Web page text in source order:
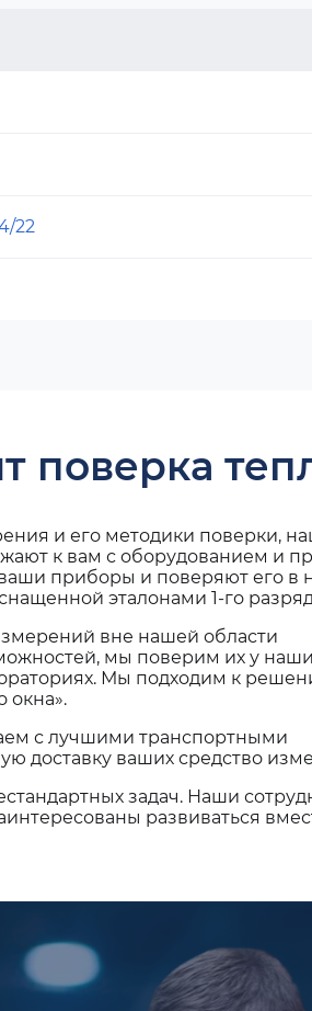
22
поверка
и его методики поверки,
к вам с оборудованием и
приборы и поверяют его в
эталонами 1-го
вне нашей области
мы поверим их у
Мы подходим к
окна».
с лучшими транспортными
доставку ваших средство
задач. Наши
развиваться